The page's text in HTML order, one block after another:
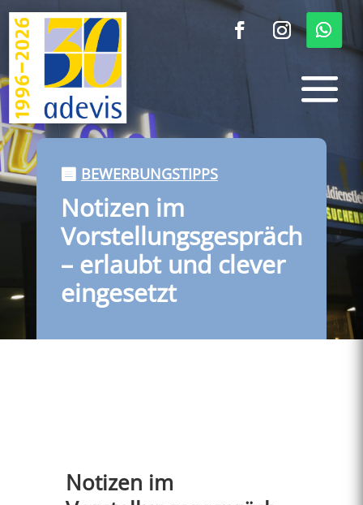
BEWERBUNGSTIPPS
Notizen im
Vorstellungsgespräch
– erlaubt und clever
eingesetzt
Notizen im